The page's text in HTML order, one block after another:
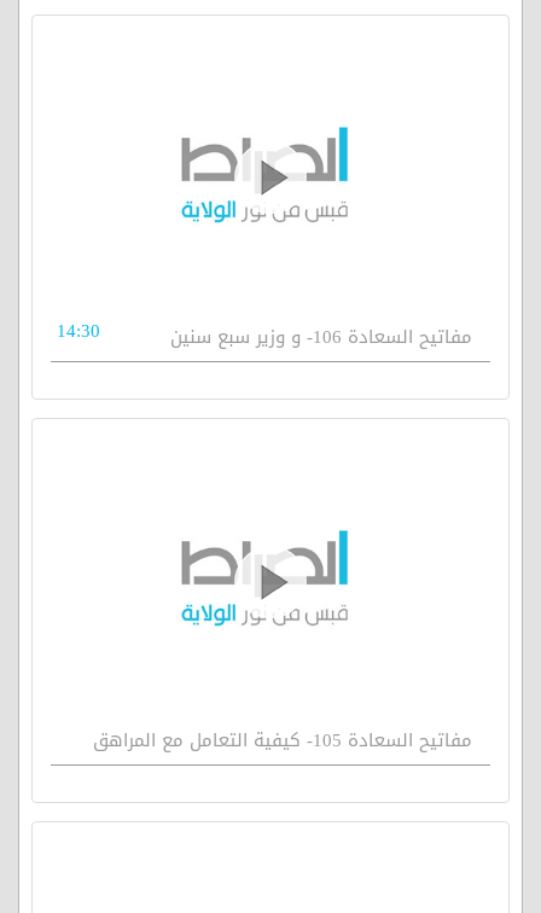
مفاتيح السعادة 106- و وزير سبع سنين 14:30
مفاتيح السعادة 105- كيفية التعامل مع المراهق